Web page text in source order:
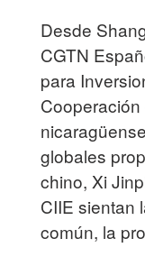
Desde
CGTN
para
globales
chino, Xi
CIIE sientan
común, la